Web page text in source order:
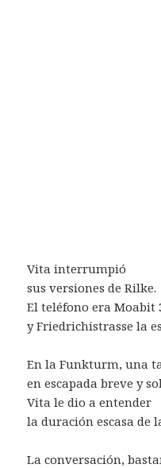
Vita interrumpió
sus versiones de Rilke.
El teléfono era Moabit
y Friedrichistrasse la
En la Funkturm, una
en escapada breve y
Vita le dio a entender
la duración escasa de
La conversación,